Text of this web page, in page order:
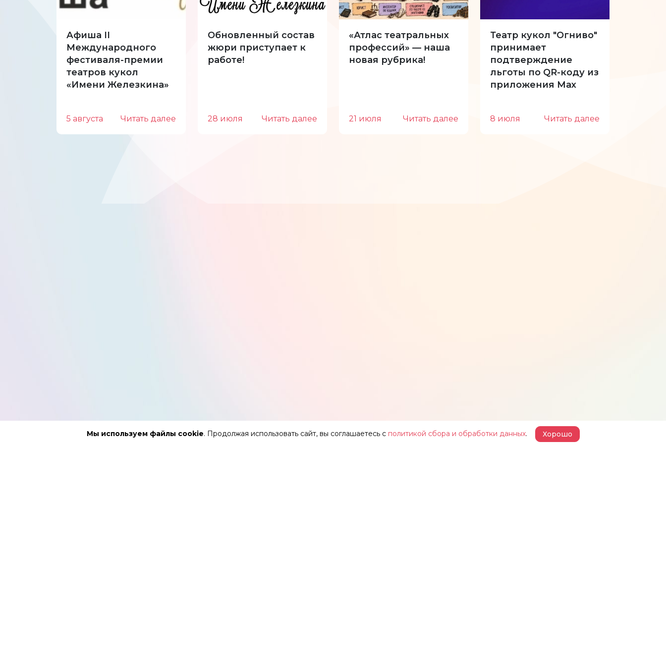
Афиша II
Международного
фестиваля-премии
театров кукол
«Имени Железкина»
5 августа Читать далее
Обновленный состав
жюри приступает к
работе!
28 июля Читать далее
«Атлас театральных
профессий» — наша
новая рубрика!
21 июля Читать далее
Театр кукол "Огниво"
принимает
подтверждение
льготы по QR-коду из
приложения Max
8 июля Читать далее
Мы используем файлы cookie. Продолжая использовать сайт, вы соглашаетесь с политикой сбора и обработки данных. Хорошо